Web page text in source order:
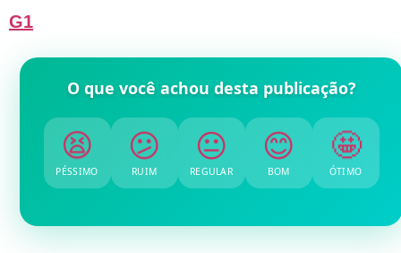
G1
O que você achou desta publicação?
😫
PÉSSIMO
😕
RUIM
😐
REGULAR
😊
BOM
🤩
ÓTIMO